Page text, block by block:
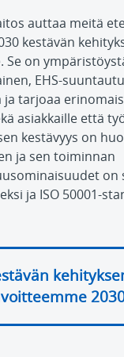
auttaa meitä
kestävän
on
EHS-
ja tarjoaa
asiakkaille että
kestävyys on
ja sen toiminnan
on
ja ISO 50001-